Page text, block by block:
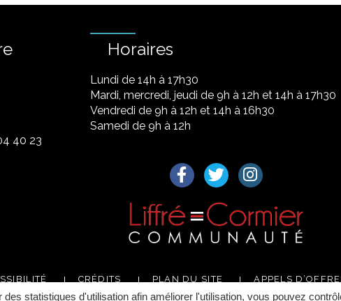
statistiques d'utilisation afin améliorer l'utilisation, vous pouvez
40 23
Horaires
Lundi de 14h à 17h30
Mardi, mercredi, jeudi de 9h à 12h et 14h à 17h30
Vendredi de 9h à 12h et 14h à 16h30
Samedi de 9h à 12h
Lien vers le compte Facebook
Lien vers le compte
Lien vers le
CRÉDITS PLAN DU SITE APPELS